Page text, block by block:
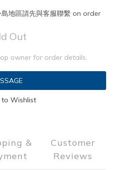
地區請先與客服聯繫 on order
Out
owner for order details.
Wishlist
&
Customer
Reviews